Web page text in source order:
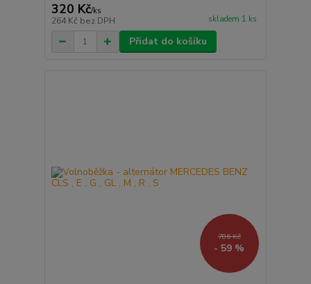
320 Kč/ks
264 Kč bez DPH skladem 1 ks
Přidat do košíku
786 Kč
- 59 %